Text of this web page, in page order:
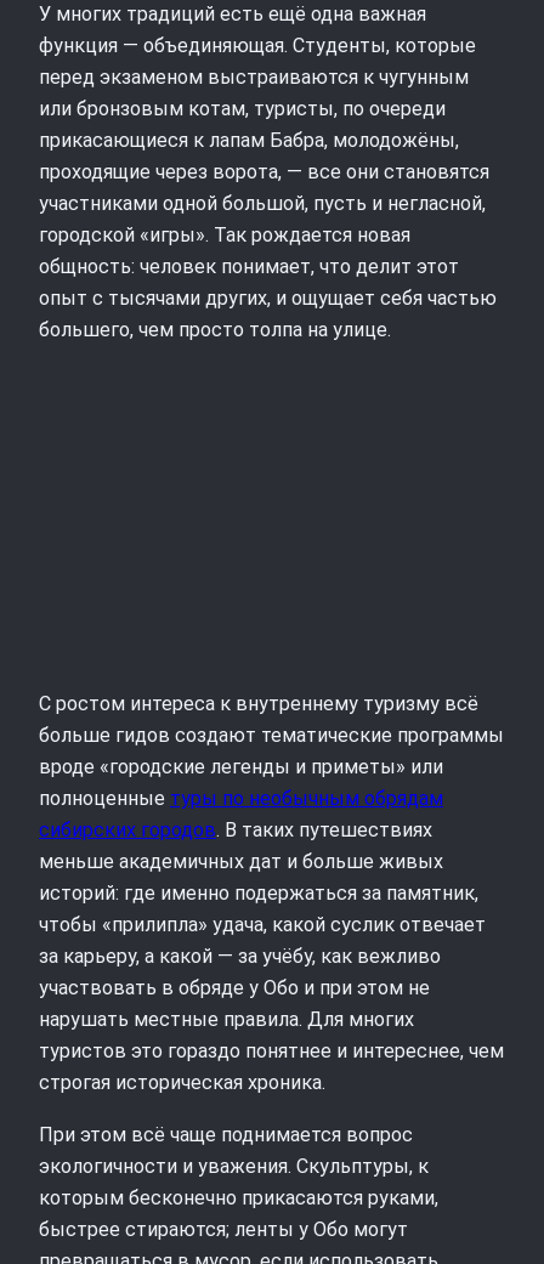
У многих традиций есть ещё одна важная
функция — объединяющая. Студенты, которые
перед экзаменом выстраиваются к чугунным
или бронзовым котам, туристы, по очереди
прикасающиеся к лапам Бабра, молодожёны,
проходящие через ворота, — все они становятся
участниками одной большой, пусть и негласной,
городской «игры». Так рождается новая
общность: человек понимает, что делит этот
опыт с тысячами других, и ощущает себя частью
большего, чем просто толпа на улице.
С ростом интереса к внутреннему туризму всё
больше гидов создают тематические программы
вроде «городские легенды и приметы» или
полноценные туры по необычным обрядам
сибирских городов. В таких путешествиях
меньше академичных дат и больше живых
историй: где именно подержаться за памятник,
чтобы «прилипла» удача, какой суслик отвечает
за карьеру, а какой — за учёбу, как вежливо
участвовать в обряде у Обо и при этом не
нарушать местные правила. Для многих
туристов это гораздо понятнее и интереснее, чем
строгая историческая хроника.
При этом всё чаще поднимается вопрос
экологичности и уважения. Скульптуры, к
которым бесконечно прикасаются руками,
быстрее стираются; ленты у Обо могут